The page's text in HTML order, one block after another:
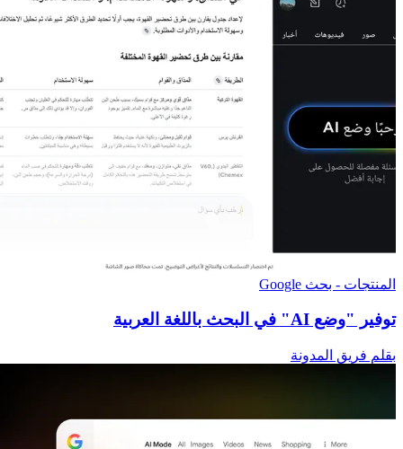
المنتجات - بحث Google
توفير "وضع AI" في البحث باللغة العربية
بقلم فريق المدونة